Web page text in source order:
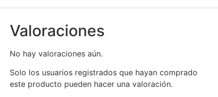
Valoraciones
No hay valoraciones aún.
Solo los usuarios registrados que hayan comprado
este producto pueden hacer una valoración.